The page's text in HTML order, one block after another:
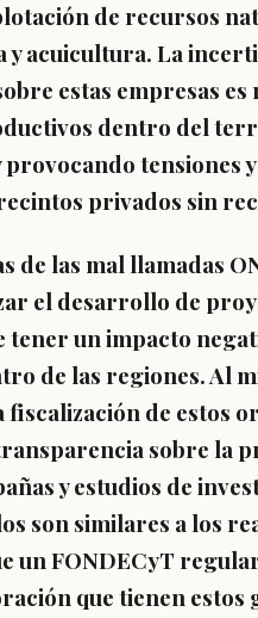
de recursos
acuicultura. La
estas empresas es
dentro del
tensiones
privados sin
de las mal llamadas
el desarrollo de
tener un impacto
de las regiones. Al
de estos
sobre la
y estudios de
son similares a los
un FONDECyT
que tienen estos